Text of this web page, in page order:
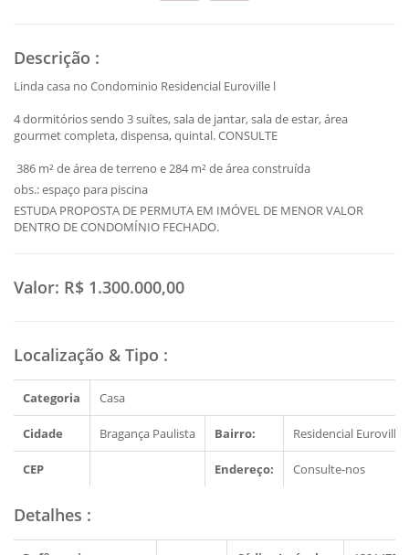
Descrição :
Linda casa no Condominio Residencial Euroville l
4 dormitórios sendo 3 suítes, sala de jantar, sala de estar, área
gourmet completa, dispensa, quintal. CONSULTE
386 m² de área de terreno e 284 m² de área construída
obs.: espaço para piscina
ESTUDA PROPOSTA DE PERMUTA EM IMÓVEL DE MENOR VALOR
DENTRO DE CONDOMÍNIO FECHADO.
Valor: R$ 1.300.000,00
Localização & Tipo :
Categoria Casa
Cidade Bragança Paulista Bairro: Residencial Euroville
CEP Endereço: Consulte-nos
Detalhes :